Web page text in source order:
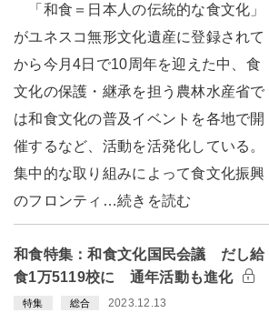
「和食＝日本人の伝統的な食文化」
がユネスコ無形文化遺産に登録されて
から今月4日で10周年を迎えた中、食
文化の保護・継承を担う農林水産省で
は和食文化の普及イベントを各地で開
催するなど、活動を活発化している。
集中的な取り組みによって食文化振興
のフロンティ…続きを読む
和食特集：和食文化国民会議 だし給
食1万5119校に 通年活動も進化
特集 総合 2023.12.13